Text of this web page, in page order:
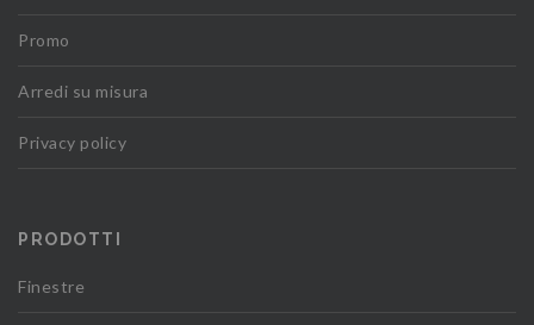
Promo
Arredi su misura
Privacy policy
PRODOTTI
Finestre